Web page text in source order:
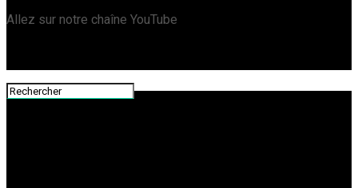
Allez sur notre chaîne YouTube